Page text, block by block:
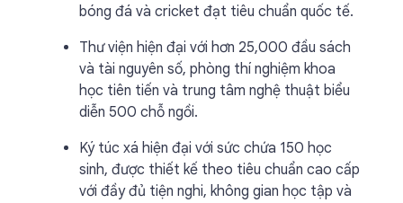
bóng đá và cricket đạt tiêu chuẩn quốc tế.
Thư viện hiện đại với hơn 25,000 đầu sách
và tài nguyên số, phòng thí nghiệm khoa
học tiên tiến và trung tâm nghệ thuật biểu
diễn 500 chỗ ngồi.
Ký túc xá hiện đại với sức chứa 150 học
sinh, được thiết kế theo tiêu chuẩn cao cấp
với đầy đủ tiện nghi, không gian học tập và